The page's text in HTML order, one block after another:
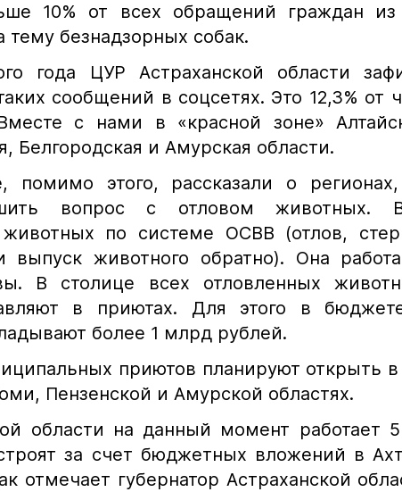
10% от всех обращений граждан из
тему безнадзорных собак.
года ЦУР Астраханской области
сообщений в соцсетях. Это 12,3% от
с нами в «красной зоне»
Белгородская и Амурская области.
помимо этого, рассказали о
вопрос с отловом животных.
животных по системе ОСВВ (отлов,
выпуск животного обратно). Она
В столице всех отловленных
в приютах. Для этого в
более 1 млрд рублей.
приютов планируют открыть
Пензенской и Амурской областях.
области на данный момент работает
за счет бюджетных вложений в
отмечает губернатор Астраханской